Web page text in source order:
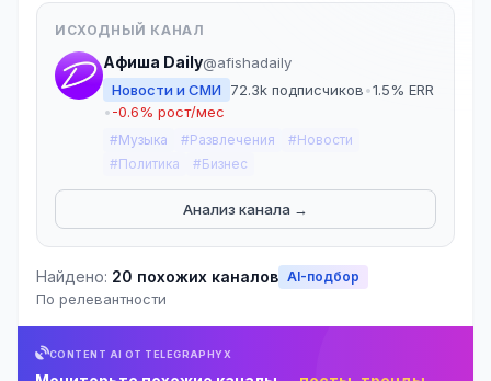
ИСХОДНЫЙ КАНАЛ
Афиша Daily@afishadaily
Новости и СМИ
72.3k подписчиков•1.5% ERR
•-0.6% рост/мес
#Музыка #Развлечения
#Новости
#Политика
#Бизнес
Анализ канала →
Найдено: 20 похожих каналов AI-подбор
По релевантности
CONTENT AI ОТ TELEGRAPHYX